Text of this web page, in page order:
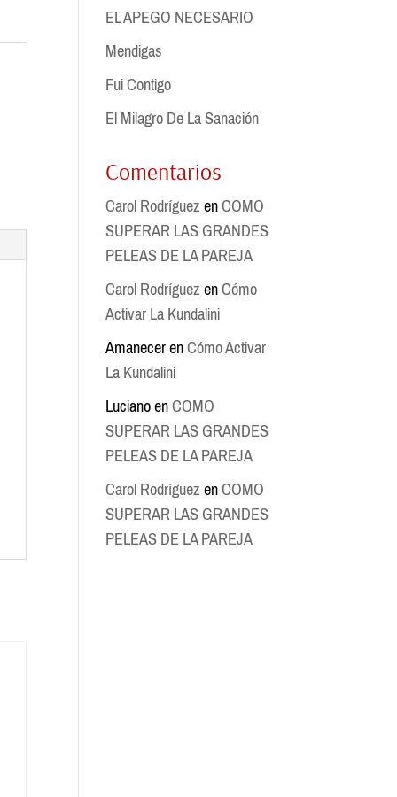
EL APEGO NECESARIO
Mendigas
Fui Contigo
El Milagro De La Sanación
Comentarios
Carol RodríguezenCOMO
SUPERAR LAS GRANDES
PELEAS DE LA PAREJA
Carol RodríguezenCómo
Activar La Kundalini
AmanecerenCómo Activar
La Kundalini
LucianoenCOMO
SUPERAR LAS GRANDES
PELEAS DE LA PAREJA
Carol RodríguezenCOMO
SUPERAR LAS GRANDES
PELEAS DE LA PAREJA